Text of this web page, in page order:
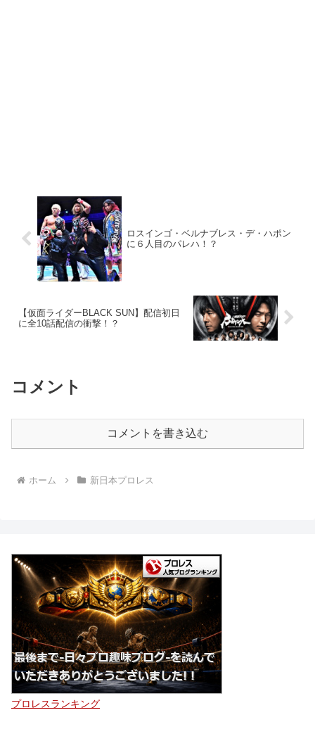
ロスインゴ・ベルナブレス・デ・ハポン
に６人目のパレハ！？
【仮面ライダーBLACK SUN】配信初日
に全10話配信の衝撃！？
コメント
コメントを書き込む
ホーム 新日本プロレス
プロレスランキング